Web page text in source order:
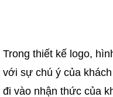
Trong thiết kế logo,
với sự chú ý của
đi vào nhận thức của